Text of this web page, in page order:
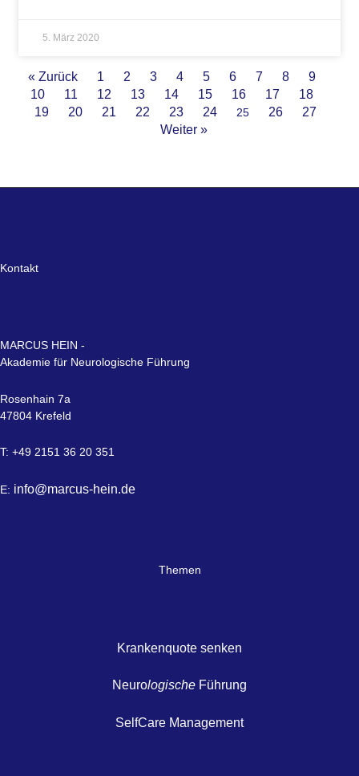
5. März 2020
« Zurück 1 2 3 4 5 6 7 8
9
10
11 12 13 14 15 16 17
18
19
20 21 22 23 24 25 26
27
Weiter »
Kontakt
MARCUS HEIN -
Akademie für Neurologische Führung
Rosenhain 7a
47804 Krefeld
T: +49 2151 36 20 351
E: info@marcus-hein.de
Themen
Krankenquote senken
Neurologische Führung
SelfCare Management